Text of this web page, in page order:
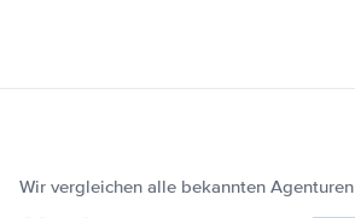
Wir vergleichen alle bekannten Agenturen